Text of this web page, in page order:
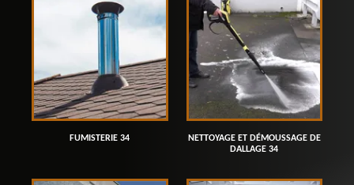
FUMISTERIE 34
NETTOYAGE ET DÉMOUSSAGE DE
DALLAGE 34